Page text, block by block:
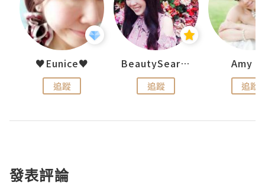
♥Eunice♥
追蹤
BeautySearch
追蹤
Amy
追蹤
發表評論